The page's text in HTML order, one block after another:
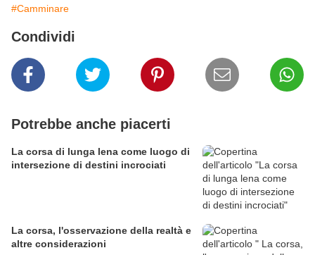
#Camminare
Condividi
Potrebbe anche piacerti
La corsa di lunga lena come luogo di
intersezione di destini incrociati
La corsa, l'osservazione della realtà e
altre considerazioni